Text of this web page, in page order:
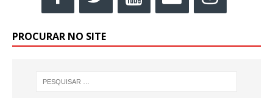
PROCURAR NO SITE